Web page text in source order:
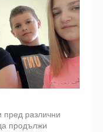
пред различни
продължи